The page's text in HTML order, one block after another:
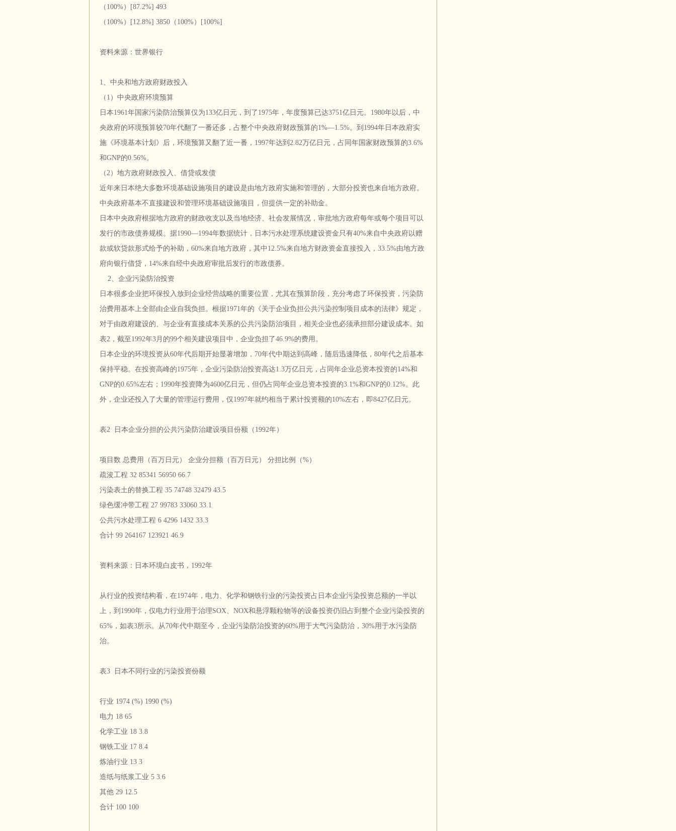
（100%）[87.2%] 493
（100%）[12.8%] 3850（100%）[100%]
资料来源：世界银行
1、中央和地方政府财政投入
（1）中央政府环境预算
日本1961年国家污染防治预算仅为133亿日元，到了1975年，年度预算已达3751亿日元。1980年以后，中
央政府的环境预算较70年代翻了一番还多，占整个中央政府财政预算的1%—1.5%。到1994年日本政府实
施《环境基本计划》后，环境预算又翻了近一番，1997年达到2.82万亿日元，占同年国家财政预算的3.6%
和GNP的0.56%。
（2）地方政府财政投入、借贷或发债
近年来日本绝大多数环境基础设施项目的建设是由地方政府实施和管理的，大部分投资也来自地方政府。
中央政府基本不直接建设和管理环境基础设施项目，但提供一定的补助金。
日本中央政府根据地方政府的财政收支以及当地经济、社会发展情况，审批地方政府每年或每个项目可以
发行的市政债券规模。据1990—1994年数据统计，日本污水处理系统建设资金只有40%来自中央政府以赠
款或软贷款形式给予的补助，60%来自地方政府，其中12.5%来自地方财政资金直接投入，33.5%由地方政
府向银行借贷，14%来自经中央政府审批后发行的市政债券。
2、企业污染防治投资
日本很多企业把环保投入放到企业经营战略的重要位置，尤其在预算阶段，充分考虑了环保投资，污染防
治费用基本上全部由企业自我负担。根据1971年的《关于企业负担公共污染控制项目成本的法律》规定，
对于由政府建设的、与企业有直接成本关系的公共污染防治项目，相关企业也必须承担部分建设成本。如
表2，截至1992年3月的99个相关建设项目中，企业负担了46.9%的费用。
日本企业的环境投资从60年代后期开始显著增加，70年代中期达到高峰，随后迅速降低，80年代之后基本
保持平稳。在投资高峰的1975年，企业污染防治投资高达1.3万亿日元，占同年企业总资本投资的14%和
GNP的0.65%左右；1990年投资降为4600亿日元，但仍占同年企业总资本投资的3.1%和GNP的0.12%。此
外，企业还投入了大量的管理运行费用，仅1997年就约相当于累计投资额的10%左右，即8427亿日元。
表2 日本企业分担的公共污染防治建设项目份额（1992年）
项目数 总费用（百万日元） 企业分担额（百万日元） 分担比例（%）
疏浚工程 32 85341 56950 66.7
污染表土的替换工程 35 74748 32479 43.5
绿色缓冲带工程 27 99783 33060 33.1
公共污水处理工程 6 4296 1432 33.3
合计 99 264167 123921 46.9
资料来源：日本环境白皮书，1992年
从行业的投资结构看，在1974年，电力、化学和钢铁行业的污染投资占日本企业污染投资总额的一半以
上，到1990年，仅电力行业用于治理SOX、NOX和悬浮颗粒物等的设备投资仍旧占到整个企业污染投资的
65%，如表3所示。从70年代中期至今，企业污染防治投资的60%用于大气污染防治，30%用于水污染防
治。
表3 日本不同行业的污染投资份额
行业 1974 (%) 1990 (%)
电力 18 65
化学工业 18 3.8
钢铁工业 17 8.4
炼油行业 13 3
造纸与纸浆工业 5 3.6
其他 29 12.5
合计 100 100